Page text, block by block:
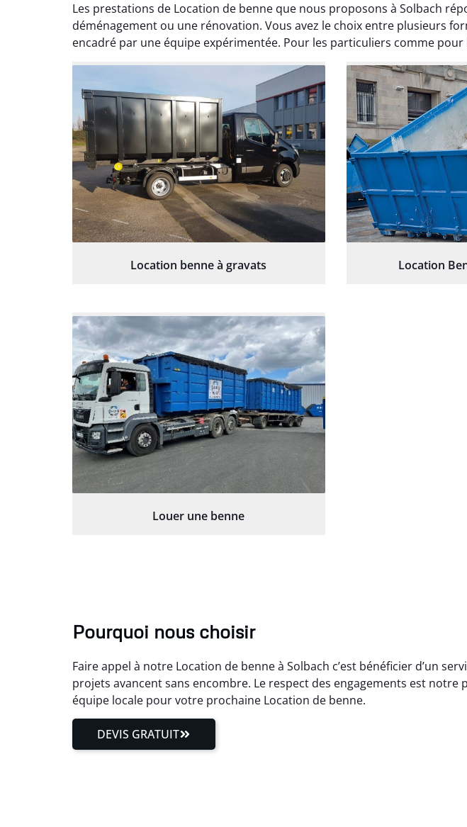
Les prestations de Location de benne que nous proposons à Solbach
déménagement ou une rénovation. Vous avez le choix entre plusieurs
encadré par une équipe expérimentée. Pour les particuliers comme
Location benne à gravats Location
Louer une benne
Pourquoi nous choisir
Faire appel à notre Location de benne à Solbach c’est bénéficier d’un
projets avancent sans encombre. Le respect des engagements est
équipe locale pour votre prochaine Location de benne.
DEVIS GRATUIT